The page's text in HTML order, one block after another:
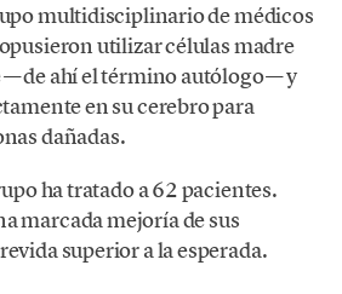
multidisciplinario de médicos
utilizar células madre
—de ahí el término autólogo— y
en su cerebro para
dañadas.
ha tratado a 62 pacientes.
marcada mejoría de sus
superior a la esperada.